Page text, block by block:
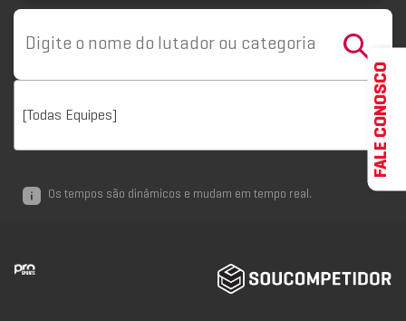
[Todas Equipes]
Os tempos são dinâmicos e mudam em tempo real.
FALE CONOSCO